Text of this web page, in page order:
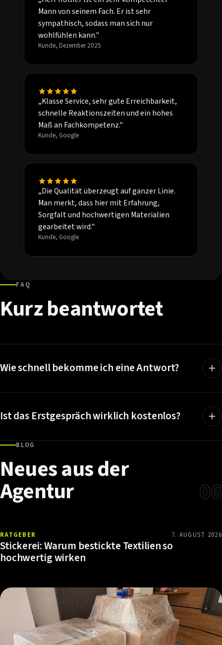
Mann von seinem Fach. Er ist sehr
sympathisch, sodass man sich nur
wohlfühlen kann."
Kunde, Dezember 2025
„Klasse Service, sehr gute Erreichbarkeit,
schnelle Reaktionszeiten und ein hohes
Maß an Fachkompetenz."
Kunde, Google
„Die Qualität überzeugt auf ganzer Linie.
Man merkt, dass hier mit Erfahrung,
Sorgfalt und hochwertigen Materialien
gearbeitet wird."
Kunde, Google
FAQ
Kurzbeantwortet
Wie schnell bekomme ich eine Antwort?
Ist das Erstgespräch wirklich kostenlos?
BLOG
Neuesausder
Agentur 06
RATGEBER 7. AUGUST 2026
Stickerei: Warum bestickte Textilien so
hochwertig wirken